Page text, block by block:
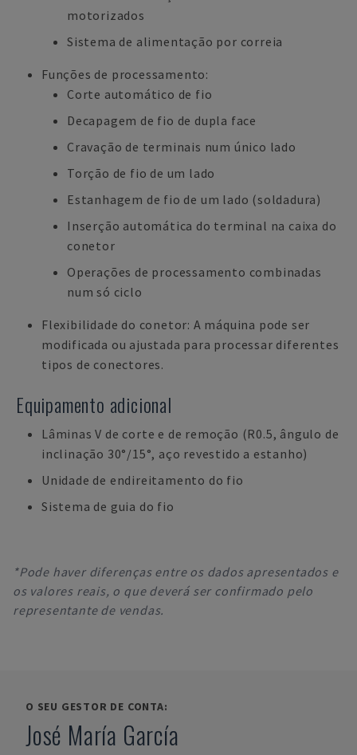
motorizados
Sistema de alimentação por correia
Funções de processamento:
Corte automático de fio
Decapagem de fio de dupla face
Cravação de terminais num único lado
Torção de fio de um lado
Estanhagem de fio de um lado (soldadura)
Inserção automática do terminal na caixa do
conetor
Operações de processamento combinadas
num só ciclo
Flexibilidade do conetor: A máquina pode ser
modificada ou ajustada para processar diferentes
tipos de conectores.
Equipamento adicional
Lâminas V de corte e de remoção (R0.5, ângulo de
inclinação 30°/15°, aço revestido a estanho)
Unidade de endireitamento do fio
Sistema de guia do fio
*Pode haver diferenças entre os dados apresentados e
os valores reais, o que deverá ser confirmado pelo
representante de vendas.
O SEU GESTOR DE CONTA:
José María García